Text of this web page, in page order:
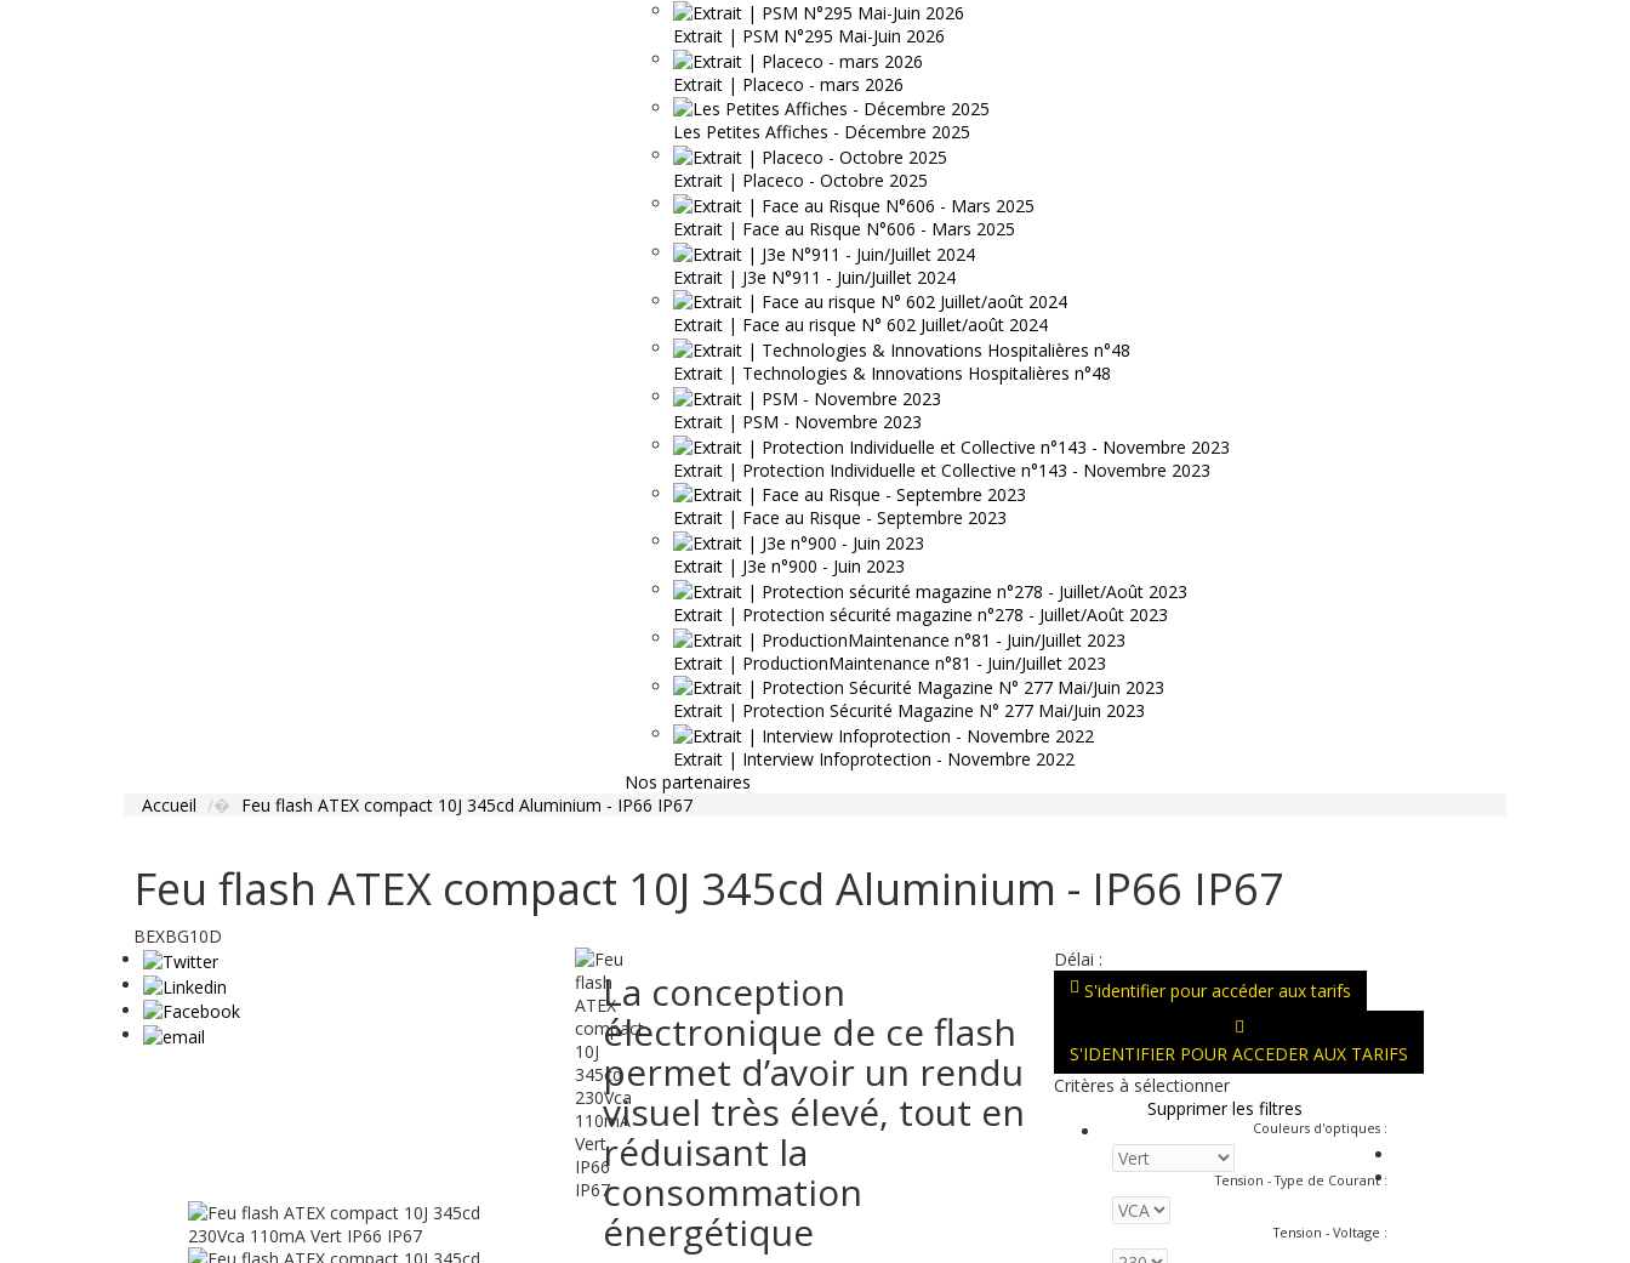
Extrait | PSM N°295 Mai-Juin 2026
Extrait | Placeco - mars 2026
Les Petites Affiches - Décembre 2025
Extrait | Placeco - Octobre 2025
Extrait | Face au Risque N°606 - Mars 2025
Extrait | J3e N°911 - Juin/Juillet 2024
Extrait | Face au risque N° 602 Juillet/août 2024
Extrait | Technologies & Innovations Hospitalières n°48
Extrait | PSM - Novembre 2023
Extrait | Protection Individuelle et Collective n°143 - Novembre 2023
Extrait | Face au Risque - Septembre 2023
Extrait | J3e n°900 - Juin 2023
Extrait | Protection sécurité magazine n°278 - Juillet/Août 2023
Extrait | ProductionMaintenance n°81 - Juin/Juillet 2023
Extrait | Protection Sécurité Magazine N° 277 Mai/Juin 2023
Extrait | Interview Infoprotection - Novembre 2022
Nos partenaires
Accueil Feu flash ATEX compact 10J 345cd Aluminium - IP66 IP67
Feu flash ATEX compact 10J 345cd Aluminium - IP66 IP67
BEXBG10D
La conception
électronique de ce flash
permet d’avoir un rendu
visuel très élevé, tout en
réduisant la
consommation
énergétique
Délai :
S'identifier pour accéder aux tarifs
S'IDENTIFIER POUR ACCEDER AUX TARIFS
Critères à sélectionner
Supprimer les filtres
Couleurs d'optiques :
Tension - Type de Courant:
Tension - Voltage :